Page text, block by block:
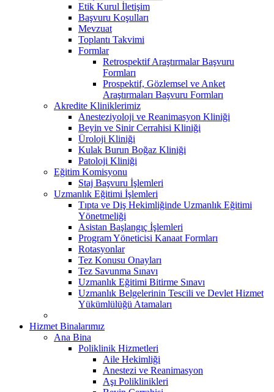
Etik Kurul İletişim
Başvuru Koşulları
Mevzuat
Toplantı Takvimi
Formlar
Retrospektif Araştırmalar Başvuru
Formları
Prospektif, Gözlemsel ve Anket
Araştırmaları Başvuru Formları
Akredite Kliniklerimiz
Anesteziyoloji ve Reanimasyon Kliniği
Beyin ve Sinir Cerrahisi Kliniği
Üroloji Kliniği
Kulak Burun Boğaz Kliniği
Patoloji Kliniği
Eğitim Komisyonu
Staj Başvuru İşlemleri
Uzmanlık Eğitimi İşlemleri
Tıpta ve Diş Hekimliğinde Uzmanlık Eğitimi
Yönetmeliği
Asistan Başlangıç İşlemleri
Program Yöneticisi Kanaat Formları
Rotasyonlar
Tez Konusu Onayları
Tez Savunma Sınavı
Uzmanlık Eğitimi Bitirme Sınavı
Uzmanlık Belgelerinin Tescili ve Devlet Hizmet
Yükümlülüğü Atamaları
Hizmet Binalarımız
Ana Bina
Poliklinik Hizmetleri
Aile Hekimliği
Anestezi ve Reanimasyon
Aşı Poliklinikleri